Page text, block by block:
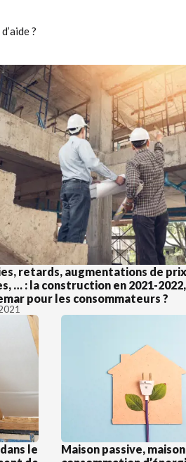
?
retards, augmentations de
… : la construction en 2021-
pour les consommateurs ?
le
Maison passive,